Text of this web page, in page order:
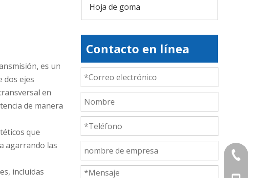
es un
dos ejes
en
de manera
que
agarrando las
incluidas
Hoja de goma
Contacto en línea
+86-